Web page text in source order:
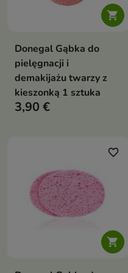

Donegal Gąbka do
pielęgnacji i
demakijażu twarzy z
kieszonką 1 sztuka
3,90 €

favorite_border